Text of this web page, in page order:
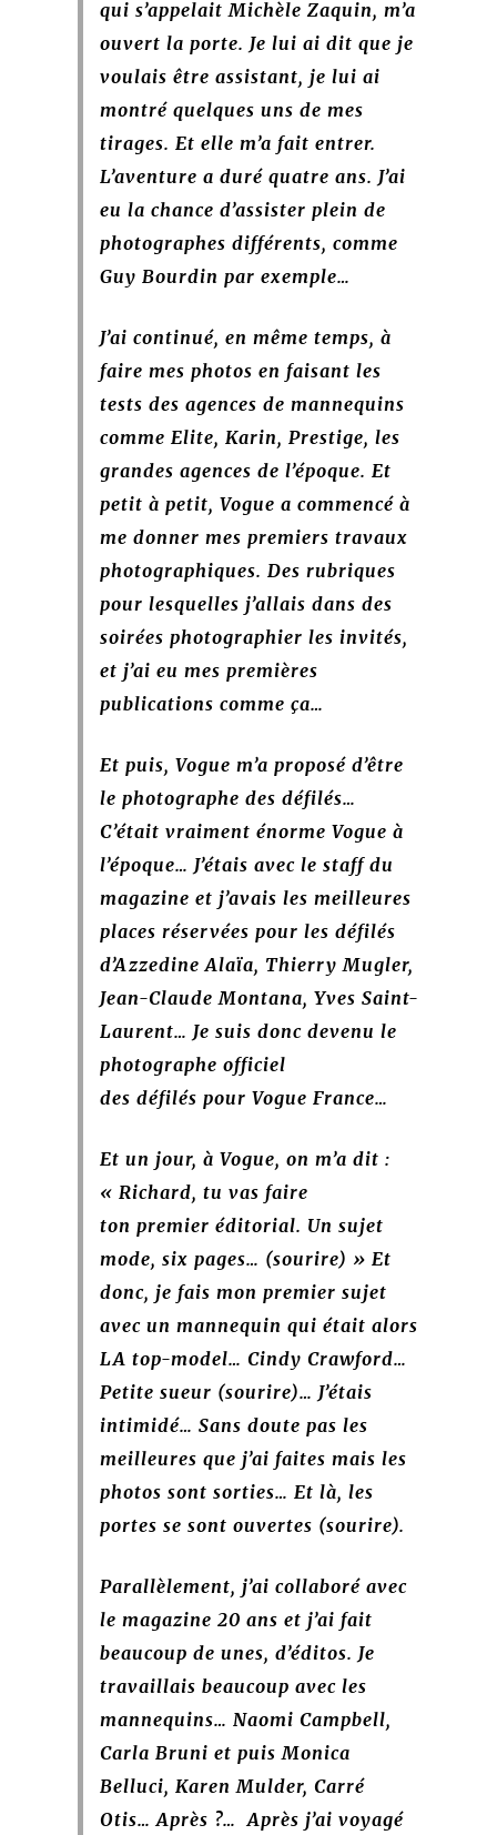
qui s’appelait Michèle Zaquin, m’a
ouvert la porte. Je lui ai dit que je
voulais être assistant, je lui ai
montré quelques uns de mes
tirages. Et elle m’a fait entrer.
L’aventure a duré quatre ans. J’ai
eu la chance d’assister plein de
photographes différents, comme
Guy Bourdin par exemple…
J’ai continué, en même temps, à
faire mes photos en faisant les
tests des agences de mannequins
comme Elite, Karin, Prestige, les
grandes agences de l’époque. Et
petit à petit, Vogue a commencé à
me donner mes premiers travaux
photographiques. Des rubriques
pour lesquelles j’allais dans des
soirées photographier les invités,
et j’ai eu mes premières
publications comme ça…
Et puis, Vogue m’a proposé d’être
le photographe des défilés…
C’était vraiment énorme Vogue à
l’époque… J’étais avec le staff du
magazine et j’avais les meilleures
places réservées pour les défilés
d’Azzedine Alaïa, Thierry Mugler,
Jean-Claude Montana, Yves Saint-
Laurent… Je suis donc devenu le
photographe officiel
des défilés pour Vogue France…
Et un jour, à Vogue, on m’a dit :
« Richard, tu vas faire
ton premier éditorial. Un sujet
mode, six pages… (sourire) » Et
donc, je fais mon premier sujet
avec un mannequin qui était alors
LA top-model… Cindy Crawford…
Petite sueur (sourire)… J’étais
intimidé… Sans doute pas les
meilleures que j’ai faites mais les
photos sont sorties… Et là, les
portes se sont ouvertes (sourire).
Parallèlement, j’ai collaboré avec
le magazine 20 ans et j’ai fait
beaucoup de unes, d’éditos. Je
travaillais beaucoup avec les
mannequins… Naomi Campbell,
Carla Bruni et puis Monica
Belluci, Karen Mulder, Carré
Otis… Après ?… Après j’ai voyagé